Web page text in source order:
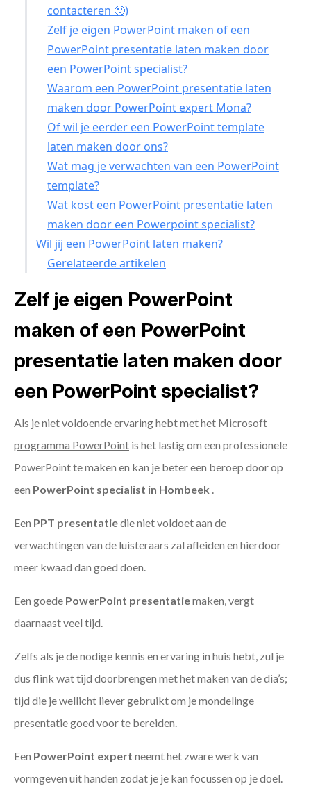
contacteren 🙂)
Zelf je eigen PowerPoint maken of een
PowerPoint presentatie laten maken door
een PowerPoint specialist?
Waarom een PowerPoint presentatie laten
maken door PowerPoint expert Mona?
Of wil je eerder een PowerPoint template
laten maken door ons?
Wat mag je verwachten van een PowerPoint
template?
Wat kost een PowerPoint presentatie laten
maken door een Powerpoint specialist?
Wil jij een PowerPoint laten maken?
Gerelateerde artikelen
Zelf je eigen PowerPoint
maken of een PowerPoint
presentatie laten maken door
een PowerPoint specialist?
Als je niet voldoende ervaring hebt met het Microsoft
programma PowerPoint is het lastig om een professionele
PowerPoint te maken en kan je beter een beroep door op
een PowerPoint specialist in Hombeek .
Een PPT presentatiedie niet voldoet aan de
verwachtingen van de luisteraars zal afleiden en hierdoor
meer kwaad dan goed doen.
Een goede PowerPoint presentatiemaken, vergt
daarnaast veel tijd.
Zelfs als je de nodige kennis en ervaring in huis hebt, zul je
dus flink wat tijd doorbrengen met het maken van de dia’s;
tijd die je wellicht liever gebruikt om je mondelinge
presentatie goed voor te bereiden.
Een PowerPoint expert neemt het zware werk van
vormgeven uit handen zodat je je kan focussen op je doel.